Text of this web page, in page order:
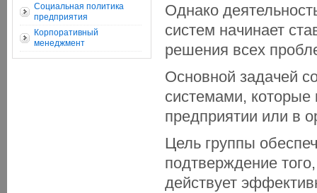
Социальная политика
предприятия
Корпоративный
менеджмент
Однако
систем начинает
решения всех
Основной задачей
системами, которые
предприятии или в
Цель группы
подтверждение
действует